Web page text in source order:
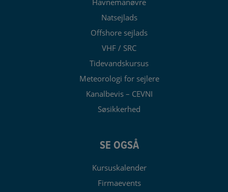
Natsejlads
Offshore sejlads
VHF / SRC
Tidevandskursus
Meteorologi for sejlere
Kanalbevis – CEVNI
Søsikkerhed
SE OGSÅ
Kursuskalender
Firmaevents